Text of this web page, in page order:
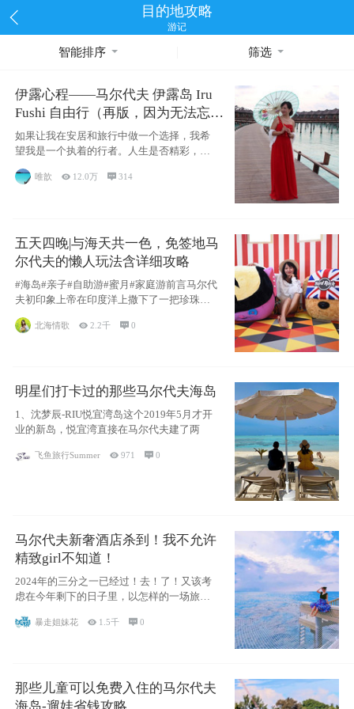
目的地攻略
游记
智能排序 筛选
伊露心程——马尔代夫 伊露岛 Iru
Fushi 自由行（再版，因为无法忘却
的留恋）
如果让我在安居和旅行中做一个选择，我希
望我是一个执着的行者。人生是否精彩，都
源于自己
唯歆  12.0万  314
五天四晚|与海天共一色，免签地马
尔代夫的懒人玩法含详细攻略
#海岛#亲子#自助游#蜜月#家庭游前言马尔代
夫初印象上帝在印度洋上撒下了一把珍珠，
北海情歌 2.2千 0
明星们打卡过的那些马尔代夫海岛
1、沈梦辰-RIU悦宜湾岛这个2019年5月才开
业的新岛，悦宜湾直接在马尔代夫建了两
飞鱼旅行Summer 971 0
马尔代夫新奢酒店杀到！我不允许
精致girl不知道！
2024年的三分之一已经过！去！了！又该考
虑在今年剩下的日子里，以怎样的一场旅行
暴走姐妹花  1.5千 0
那些儿童可以免费入住的马尔代夫